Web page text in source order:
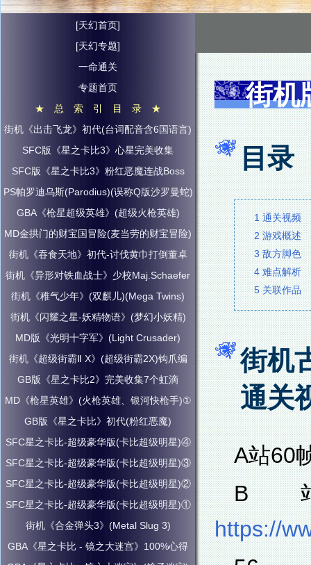
街机
目录
1 通关视频
2 游戏概述
3 敌方脚色
4 难点解析
5 关联作品
街机
通关
A站60
B
https://
[天幻首页]
[天幻专题]
一命通关
专题首页
★ 总 索 引 目 录 ★
街机《出击飞龙》初代(台词配音含6国语言)
SFC版《星之卡比3》心星完美收集
SFC版《星之卡比3》粉红恶魔连战Boss
PS帕罗迪乌斯(Parodius)(误称Q版沙罗曼蛇)
GBA《枪星超级英雄》(超级火枪英雄)
MD金拱门的财宝国冒险(麦当劳的财宝冒险)
街机《吞食天地》初代-讨伐黄巾打倒董卓
街机《异形对铁血战士》少校Maj.Schaefer
街机《稚气少年》(双麒儿)(Mega Twins)
街机《闪耀之星-妖精物语》(梦幻小妖精)
MD版《光明十字军》(Light Crusader)
街机《超级街霸Ⅱ X》(超级街霸2X)钩爪编
GB版《星之卡比2》完美收集7个虹滴
MD《枪星英雄》(火枪英雄、银河快枪手)①
GB版《星之卡比》初代(粉红恶魔)
SFC星之卡比-超级豪华版(卡比超级明星)④
SFC星之卡比-超级豪华版(卡比超级明星)③
SFC星之卡比-超级豪华版(卡比超级明星)②
SFC星之卡比-超级豪华版(卡比超级明星)①
街机《合金弹头3》(Metal Slug 3)
GBA《星之卡比 - 镜之大迷宫》100%心得